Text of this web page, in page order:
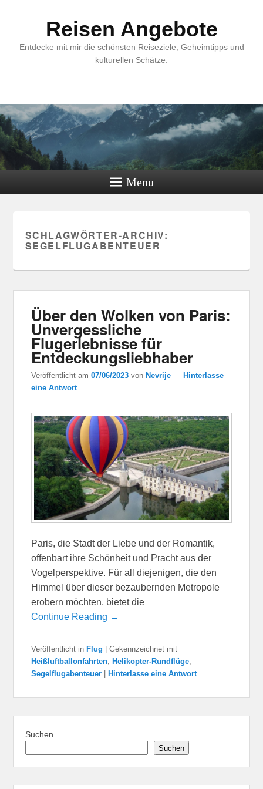
Reisen Angebote
Entdecke mit mir die schönsten Reiseziele, Geheimtipps und
kulturellen Schätze.
Menu
SCHLAGWÖRTER-ARCHIV:
SEGELFLUGABENTEUER
Über den Wolken von Paris:
Unvergessliche
Flugerlebnisse für
Entdeckungsliebhaber
Veröffentlicht am07/06/2023 von Nevrije — Hinterlasse
eine Antwort
Paris, die Stadt der Liebe und der Romantik,
offenbart ihre Schönheit und Pracht aus der
Vogelperspektive. Für all diejenigen, die den
Himmel über dieser bezaubernden Metropole
erobern möchten, bietet die
Continue Reading →
Veröffentlicht in Flug |Gekennzeichnet mit
Heißluftballonfahrten, Helikopter-Rundflüge,
Segelflugabenteuer
Hinterlasse eine Antwort
Suchen
Suchen